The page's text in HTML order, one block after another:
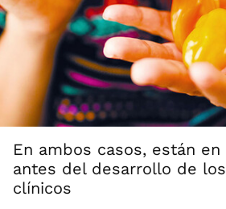
En ambos casos, están
antes del desarrollo de
clínicos